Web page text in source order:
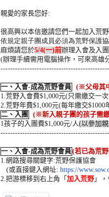
親愛的家長您好:
很高興以本信邀請您們一起加入荒
依規定親子團成員必須為荒野保護
麻煩請您於5/4(一)前辦理入會及入
(辦理手續需用電腦操作，可來高雄
------------------------------
一、入會-成為荒野會員 (※父母其
1.荒野入會費$1,000元(只需繳交一次
2.荒野年費$1,000元(每年繳交$1000
二、入團
(※新入親子團的孩子需
1孩子的入團費$1,000元/人(以參加
------------------------------
一、入會-成為荒野會員 (若已為荒
1.網路搜尋關鍵字:荒野保護協會
(或直接鍵入網址: https://www.sow.
2.把游標移到右上角「 加入荒野 」